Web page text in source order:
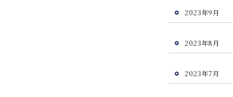
2023年9月
2023年8月
2023年7月